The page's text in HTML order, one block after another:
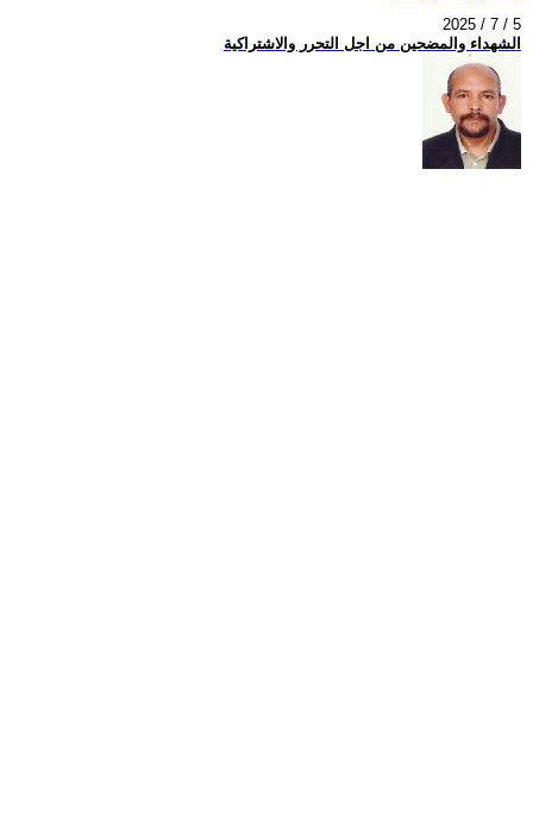
2025 / 7 / 5
الشهداء والمضحين من اجل التحرر والاشتراكية